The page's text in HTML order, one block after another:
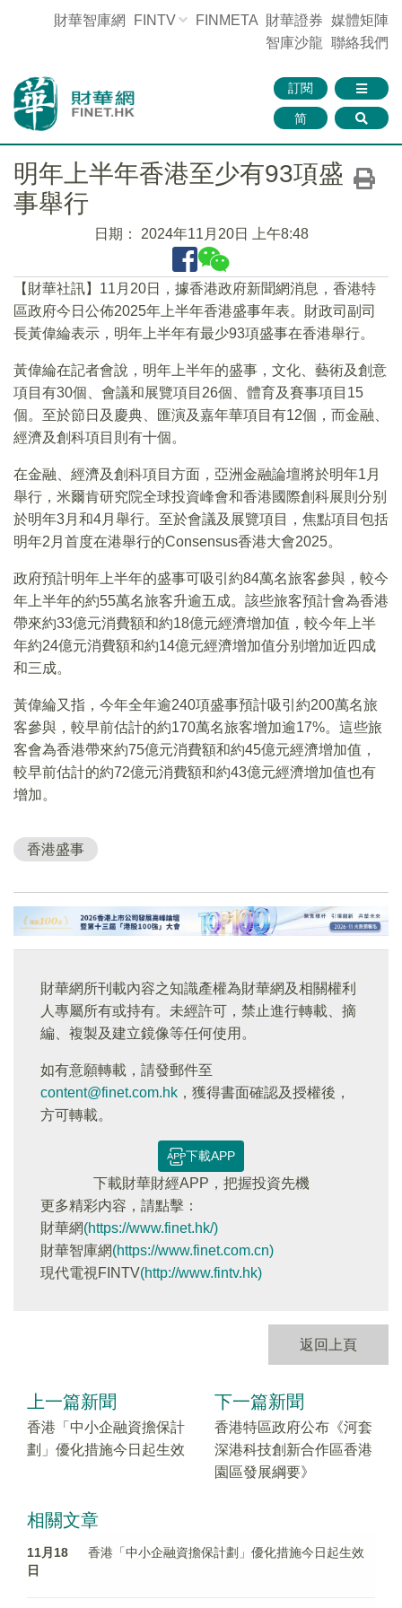
財華智庫網 FINTV FINMETA 財華證券 媒體矩陣
智庫沙龍 聯絡我們
訂閱
简
明年上半年香港至少有93項盛
事舉行
日期： 2024年11月20日 上午8:48
【財華社訊】11月20日，據香港政府新聞網消息，香港特
區政府今日公佈2025年上半年香港盛事年表。財政司副司
長黃偉綸表示，明年上半年有最少93項盛事在香港舉行。
黃偉綸在記者會說，明年上半年的盛事，文化、藝術及創意
項目有30個、會議和展覽項目26個、體育及賽事項目15
個。至於節日及慶典、匯演及嘉年華項目有12個，而金融、
經濟及創科項目則有十個。
在金融、經濟及創科項目方面，亞洲金融論壇將於明年1月
舉行，米爾肯研究院全球投資峰會和香港國際創科展則分别
於明年3月和4月舉行。至於會議及展覽項目，焦點項目包括
明年2月首度在港舉行的Consensus香港大會2025。
政府預計明年上半年的盛事可吸引約84萬名旅客參與，較今
年上半年的約55萬名旅客升逾五成。該些旅客預計會為香港
帶來約33億元消費額和約18億元經濟增加值，較今年上半
年約24億元消費額和約14億元經濟增加值分别增加近四成
和三成。
黃偉綸又指，今年全年逾240項盛事預計吸引約200萬名旅
客參與，較早前估計的約170萬名旅客增加逾17%。這些旅
客會為香港帶來約75億元消費額和約45億元經濟增加值，
較早前估計的約72億元消費額和約43億元經濟增加值也有
增加。
香港盛事
財華網所刊載內容之知識產權為財華網及相關權利
人專屬所有或持有。未經許可，禁止進行轉載、摘
編、複製及建立鏡像等任何使用。
如有意願轉載，請發郵件至
content@finet.com.hk ，獲得書面確認及授權後，
方可轉載。
下載APP
下載財華財經APP，把握投資先機
更多精彩内容，請點擊：
財華網(https://www.finet.hk/)
財華智庫網(https://www.finet.com.cn)
現代電視FINTV(http://www.fintv.hk)
返回上頁
上一篇新聞
香港「中小企融資擔保計
劃」優化措施今日起生效
下一篇新聞
香港特區政府公布《河套
深港科技創新合作區香港
園區發展綱要》
相關文章
11月18
日
香港「中小企融資擔保計劃」優化措施今日起生效